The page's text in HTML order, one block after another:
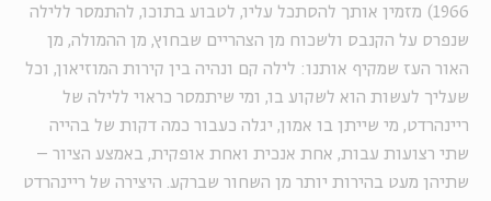
1966) מזמין אותך להסתכל עליו, לטבוע בתוכו, להתמסר ללילה
שנפרס על הקנבס ולשכוח מן הצהריים שבחוץ, מן ההמולה, מן
האור העז שמקיף אותנו: לילה קם ונהיה בין קירות המוזיאון, וכל
שעליך לעשות הוא לשקוע בו, ומי שיתמסר כראוי ללילה של
ריינהרדט, מי שייתן בו אמון, יגלה כעבור כמה דקות של בהייה
שתי רצועות עבות, אחת אנכית ואחת אופקית, באמצע הציור –
שתיהן מעט בהירות יותר מן השחור שברקע. היצירה של ריינהרדט